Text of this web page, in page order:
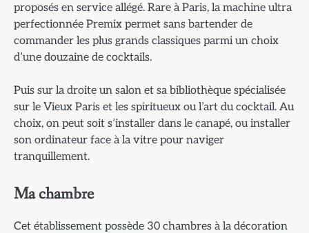
proposés en service allégé. Rare à Paris, la machine ultra
perfectionnée Premix permet sans bartender de
commander les plus grands classiques parmi un choix
d’une douzaine de cocktails.
Puis sur la droite un salon et sa bibliothèque spécialisée
sur le Vieux Paris et les spiritueux ou l’art du cocktail. Au
choix, on peut soit s’installer dans le canapé, ou installer
son ordinateur face à la vitre pour naviger
tranquillement.
Ma chambre
Cet établissement possède 30 chambres à la décoration